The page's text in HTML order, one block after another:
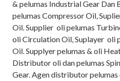
& pelumas Industrial Gear Dan
pelumas Compressor Oil,
Oil. Supplier oli pelumas
oli Circulation Oil, Suplayer oli
Oil. Supplyer pelumas & oli
Distributor oli dan pelumas
Gear. Agen distributor